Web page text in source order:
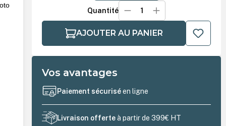
Quantité
AJOUTER AU PANIER
Vos avantages
Paiement sécuriséen ligne
Livraison offerteà partir de 399€ HT